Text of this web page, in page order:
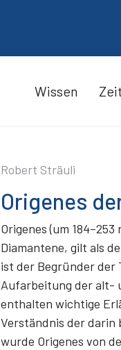
Wissen
Robert Sträuli
Origenes
Origenes (um
Diamantene, gilt als
ist der Begründer der
Aufarbeitung der alt-
enthalten wichtige
Verständnis der darin
wurde Origenes von